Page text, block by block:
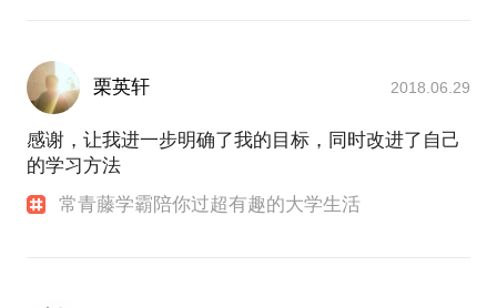
栗英轩 2018.06.29
感谢，让我进一步明确了我的目标，同时改进了自己
的学习方法
常青藤学霸陪你过超有趣的大学生活